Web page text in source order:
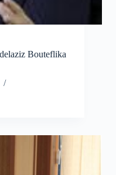
Bouteflika